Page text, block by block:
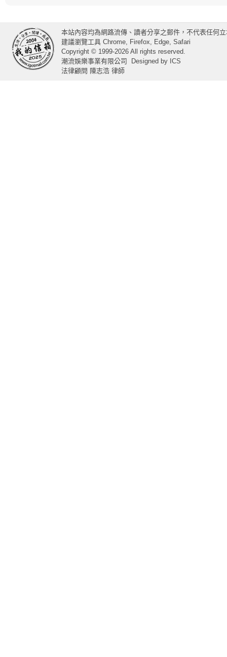
本站內容均為網路流傳、讀者分享之郵件，不代表任何
建議瀏覽工具 Chrome, Firefox, Edge, Safari
Copyright © 1999-2026 All rights reserved.
潮流娛樂事業有限公司
Designed by ICS
法律顧問 陳志浩 律師